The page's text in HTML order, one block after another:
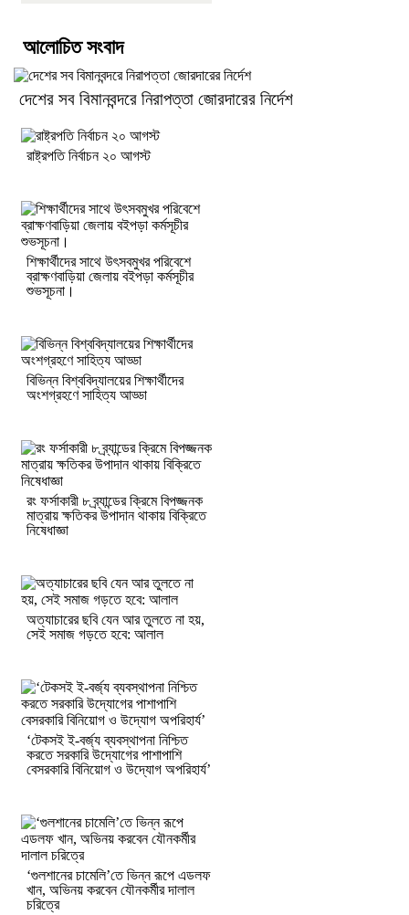
আলোচিত সংবাদ
দেশের সব বিমানবন্দরে নিরাপত্তা জোরদারের নির্দেশ
রাষ্ট্রপতি নির্বাচন ২০ আগস্ট
শিক্ষার্থীদের সাথে উৎসবমুখর পরিবেশে
ব্রাক্ষণবাড়িয়া জেলায় বইপড়া কর্মসূচীর
শুভসূচনা।
বিভিন্ন বিশ্ববিদ্যালয়ের শিক্ষার্থীদের
অংশগ্রহণে সাহিত্য আড্ডা
রং ফর্সাকারী ৮ ব্র্যান্ডের ক্রিমে বিপজ্জনক
মাত্রায় ক্ষতিকর উপাদান থাকায় বিক্রিতে
নিষেধাজ্ঞা
অত্যাচারের ছবি যেন আর তুলতে না হয়,
সেই সমাজ গড়তে হবে: আলাল
‘টেকসই ই-বর্জ্য ব্যবস্থাপনা নিশ্চিত
করতে সরকারি উদ্যোগের পাশাপাশি
বেসরকারি বিনিয়োগ ও উদ্যোগ অপরিহার্য’
‘গুলশানের চামেলি’তে ভিন্ন রূপে এডলফ
খান, অভিনয় করবেন যৌনকর্মীর দালাল
চরিত্রে